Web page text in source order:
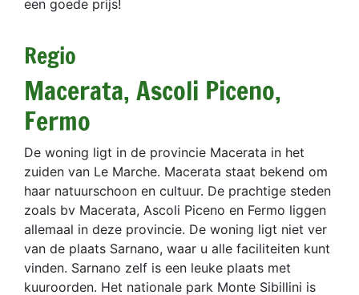
een goede prijs!
Regio
Macerata, Ascoli Piceno,
Fermo
De woning ligt in de provincie Macerata in het
zuiden van Le Marche. Macerata staat bekend om
haar natuurschoon en cultuur. De prachtige steden
zoals bv Macerata, Ascoli Piceno en Fermo liggen
allemaal in deze provincie. De woning ligt niet ver
van de plaats Sarnano, waar u alle faciliteiten kunt
vinden. Sarnano zelf is een leuke plaats met
kuuroorden. Het nationale park Monte Sibillini is